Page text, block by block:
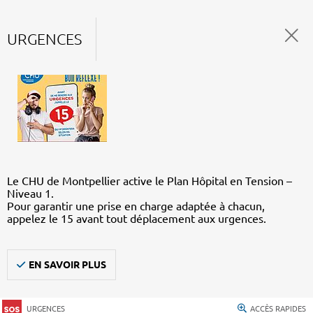
URGENCES
Le CHU de Montpellier active le Plan Hôpital en Tension –
Niveau 1.
Pour garantir une prise en charge adaptée à chacun,
appelez le 15 avant tout déplacement aux urgences.
EN SAVOIR PLUS
URGENCES ACCÈS RAPIDES